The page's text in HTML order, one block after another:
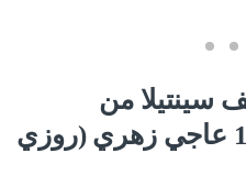
سينتيلا من
بيوريتو، درجة لون #15 عاجي زهري (روزي